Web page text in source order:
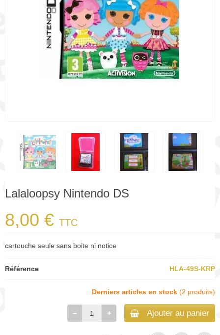
Lalaloopsy Nintendo DS
8,00 € TTC
cartouche seule sans boite ni notice
Référence HLA-49S-KRP
Derniers articles en stock (2 produits)
Ajouter au panier